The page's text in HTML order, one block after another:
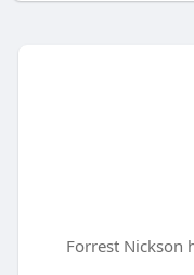
Forrest Nickson